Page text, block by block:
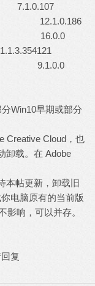
12.1.0.186
16.0.0
9.1.0.0
Win10早期或部分
Creative Cloud，也
卸载。在 Adobe
本帖更新，卸载旧
电脑原有的当前版
影响，可以并存。
回复